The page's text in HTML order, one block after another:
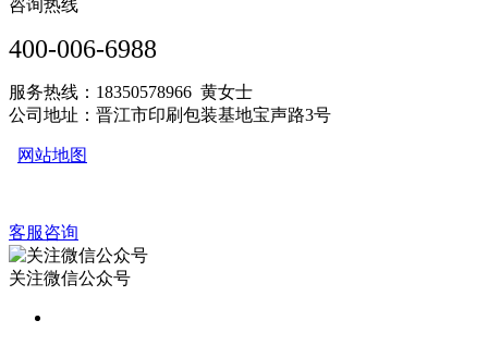
咨询热线
400-006-6988
服务热线：18350578966 黄女士
公司地址：晋江市印刷包装基地宝声路3号
网站地图
客服咨询
关注微信公众号